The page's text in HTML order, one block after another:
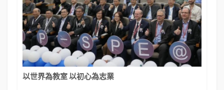
以世界為教室 以初心為志業